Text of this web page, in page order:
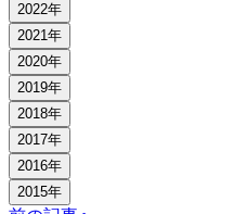
2022年
2021年
2020年
2019年
2018年
2017年
2016年
2015年